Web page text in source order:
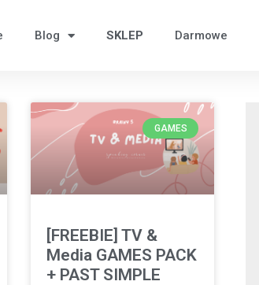
Blog SKLEP Darmowe
GAMES
[FREEBIE] TV &
Media GAMES PACK
+ PAST SIMPLE